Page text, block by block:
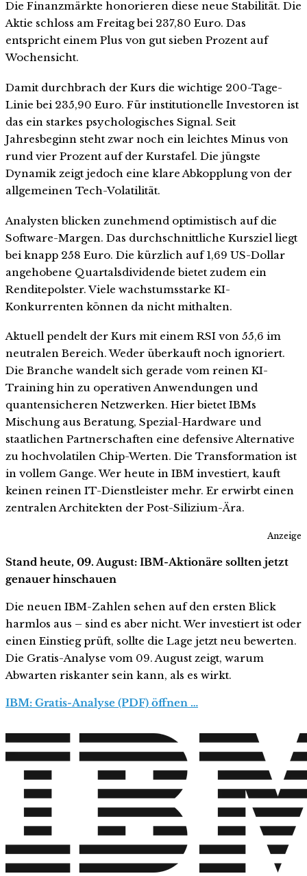
Die Finanzmärkte honorieren diese neue Stabilität. Die
Aktie schloss am Freitag bei 237,80 Euro. Das
entspricht einem Plus von gut sieben Prozent auf
Wochensicht.
Damit durchbrach der Kurs die wichtige 200-Tage-
Linie bei 235,90 Euro. Für institutionelle Investoren ist
das ein starkes psychologisches Signal. Seit
Jahresbeginn steht zwar noch ein leichtes Minus von
rund vier Prozent auf der Kurstafel. Die jüngste
Dynamik zeigt jedoch eine klare Abkopplung von der
allgemeinen Tech-Volatilität.
Analysten blicken zunehmend optimistisch auf die
Software-Margen. Das durchschnittliche Kursziel liegt
bei knapp 258 Euro. Die kürzlich auf 1,69 US-Dollar
angehobene Quartalsdividende bietet zudem ein
Renditepolster. Viele wachstumsstarke KI-
Konkurrenten können da nicht mithalten.
Aktuell pendelt der Kurs mit einem RSI von 55,6 im
neutralen Bereich. Weder überkauft noch ignoriert.
Die Branche wandelt sich gerade vom reinen KI-
Training hin zu operativen Anwendungen und
quantensicheren Netzwerken. Hier bietet IBMs
Mischung aus Beratung, Spezial-Hardware und
staatlichen Partnerschaften eine defensive Alternative
zu hochvolatilen Chip-Werten. Die Transformation ist
in vollem Gange. Wer heute in IBM investiert, kauft
keinen reinen IT-Dienstleister mehr. Er erwirbt einen
zentralen Architekten der Post-Silizium-Ära.
Anzeige
Stand heute, 09. August: IBM-Aktionäre sollten jetzt
genauer hinschauen
Die neuen IBM-Zahlen sehen auf den ersten Blick
harmlos aus – sind es aber nicht. Wer investiert ist oder
einen Einstieg prüft, sollte die Lage jetzt neu bewerten.
Die Gratis-Analyse vom 09. August zeigt, warum
Abwarten riskanter sein kann, als es wirkt.
IBM: Gratis-Analyse (PDF) öffnen …